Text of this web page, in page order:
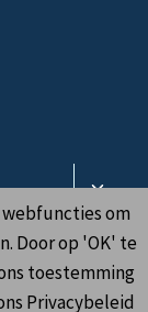
Toggle
Toggle
webfuncties om
Door op 'OK' te
toestemming
Privacybeleid